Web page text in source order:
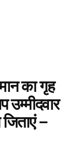
का गृह
उम्मीदवार
–